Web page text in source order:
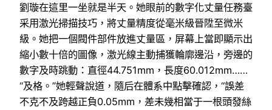
劉璇在這里一坐就是半天。她眼前的數字化丈量任務臺
采用激光掃描技巧，將丈量精度從毫米級晉陞至微米
級。她把一個閥件部件放進丈量區，屏幕上當即顯示出
縮小數十倍的圖像，激光線主動捕獲輪廓邊沿，旁邊的
數字及時跳動：直徑44.751mm，長度60.012mm……
“及格。”她輕聲說道，隨后在體系中點擊確認，“誤差
不克不及跨越正負0.05mm，差未幾相當于一根頭發絲